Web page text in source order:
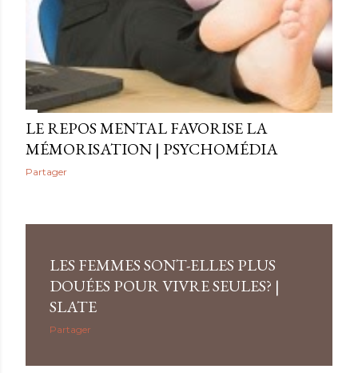
LE REPOS MENTAL FAVORISE LA
MÉMORISATION | PSYCHOMÉDIA
Partager
LES FEMMES SONT-ELLES PLUS
DOUÉES POUR VIVRE SEULES? |
SLATE
Partager